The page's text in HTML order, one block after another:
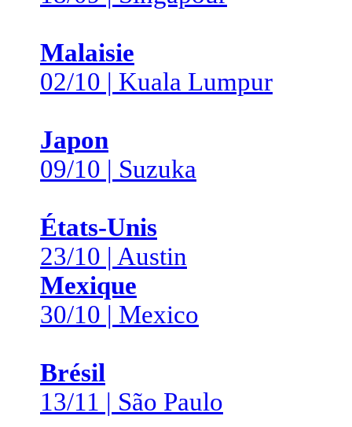
Malaisie
02/10 | Kuala Lumpur
Japon
09/10 | Suzuka
États-Unis
23/10 | Austin
Mexique
30/10 | Mexico
Brésil
13/11 | São Paulo